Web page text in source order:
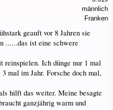
männlich
Franken
geauft vor 8 Jahren sie
......das ist eine schwere
reinspielen. Ich dünge nur 1 mal
mal im Jahr. Forsche doch mal,
hilft das weiter. Meine besagte
ganzjährig warm und